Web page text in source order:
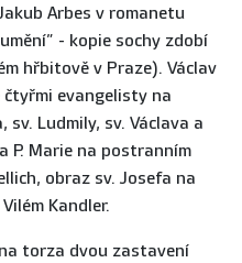
Arbes v romanetu
- kopie sochy zdobí
hřbitově v Praze). Václav
evangelisty na
Ludmily, sv. Václava a
P. Marie na postranním
obraz sv. Josefa na
Kandler.
torza dvou zastavení